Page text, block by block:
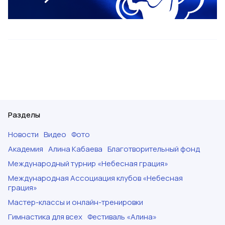
Разделы
Новости Видео Фото
Академия Алина Кабаева Благотворительный фонд
Международный турнир «Небесная грация»
Международная Ассоциация клубов «Небесная
грация»
Мастер-классы и онлайн-тренировки
Гимнастика для всех Фестиваль «Алина»